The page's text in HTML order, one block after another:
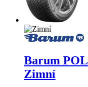
Barum
Zimní